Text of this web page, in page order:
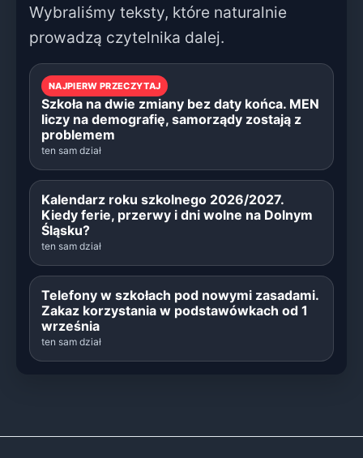
Wybraliśmy teksty, które naturalnie
prowadzą czytelnika dalej.
NAJPIERW PRZECZYTAJ
Szkoła na dwie zmiany bez daty końca. MEN
liczy na demografię, samorządy zostają z
problemem
ten sam dział
Kalendarz roku szkolnego 2026/2027.
Kiedy ferie, przerwy i dni wolne na Dolnym
Śląsku?
ten sam dział
Telefony w szkołach pod nowymi zasadami.
Zakaz korzystania w podstawówkach od 1
września
ten sam dział